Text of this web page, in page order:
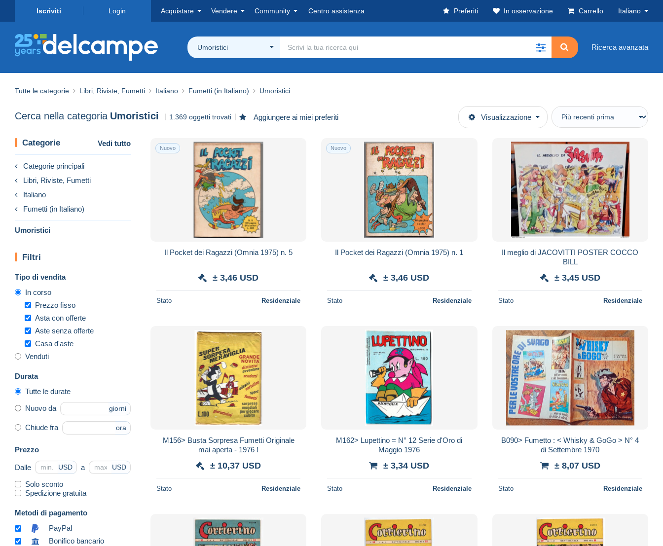
Iscriviti Login Acquistare Vendere Community Centro assistenza Preferiti In osservazione Carrello Italiano
Umoristici Ricerca avanzata
Tutte le categorie Libri, Riviste, Fumetti Italiano Fumetti (in Italiano) Umoristici
Cerca nella categoria Umoristici 1.369 oggetti trovati Aggiungere ai miei preferiti Visualizzazione
Categorie Vedi tutto
Categorie principali
Libri, Riviste, Fumetti
Italiano
Fumetti (in Italiano)
Umoristici
Filtri
Tipo di vendita
In corso
Prezzo fisso
Asta con offerte
Aste senza offerte
Casa d'aste
Venduti
Durata
Tutte le durate
Nuovo da giorni
Chiude fra ora
Prezzo
Dalle USD a USD
Solo sconto
Spedizione gratuita
Metodi di pagamento
PayPal
Bonifico bancario
Nuovo
Il Pocket dei Ragazzi (Omnia 1975) n. 5
± 3,46 USD
Stato Residenziale
Nuovo
Il Pocket dei Ragazzi (Omnia 1975) n. 1
± 3,46 USD
Stato Residenziale
Il meglio di JACOVITTI POSTER COCCO
BILL
± 3,45 USD
Stato Residenziale
M156> Busta Sorpresa Fumetti Originale
mai aperta - 1976 !
± 10,37 USD
Stato Residenziale
M162> Lupettino = N° 12 Serie d'Oro di
Maggio 1976
± 3,34 USD
Stato Residenziale
B090> Fumetto : < Whisky & GoGo > N° 4
di Settembre 1970
± 8,07 USD
Stato Residenziale